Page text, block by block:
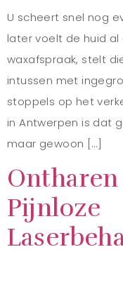
U scheert snel nog
later voelt de huid al
waxafspraak, stelt
intussen met
stoppels op het
in Antwerpen is dat
maar gewoon […]
Ontharen
Pijnloze